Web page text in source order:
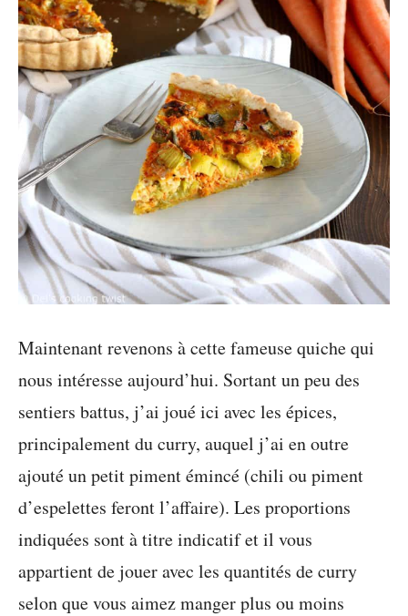
Maintenant revenons à cette fameuse quiche qui
nous intéresse aujourd’hui. Sortant un peu des
sentiers battus, j’ai joué ici avec les épices,
principalement du curry, auquel j’ai en outre
ajouté un petit piment émincé (chili ou piment
d’espelettes feront l’affaire). Les proportions
indiquées sont à titre indicatif et il vous
appartient de jouer avec les quantités de curry
selon que vous aimez manger plus ou moins